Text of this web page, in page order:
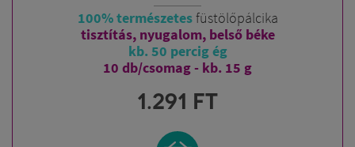
100% természetesfüstölőpálcika
tisztítás, nyugalom, belső béke
kb. 50 percig ég
10 db/csomag - kb. 15 g
1.291 FT